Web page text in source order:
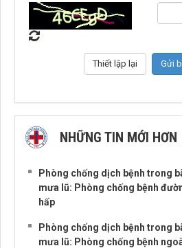
NHỮNG TIN MỚI HƠN
Phòng chống dịch bệnh trong
mưa lũ: Phòng chống bệnh
hấp
Phòng chống dịch bệnh trong
mưa lũ: Phòng chống bệnh